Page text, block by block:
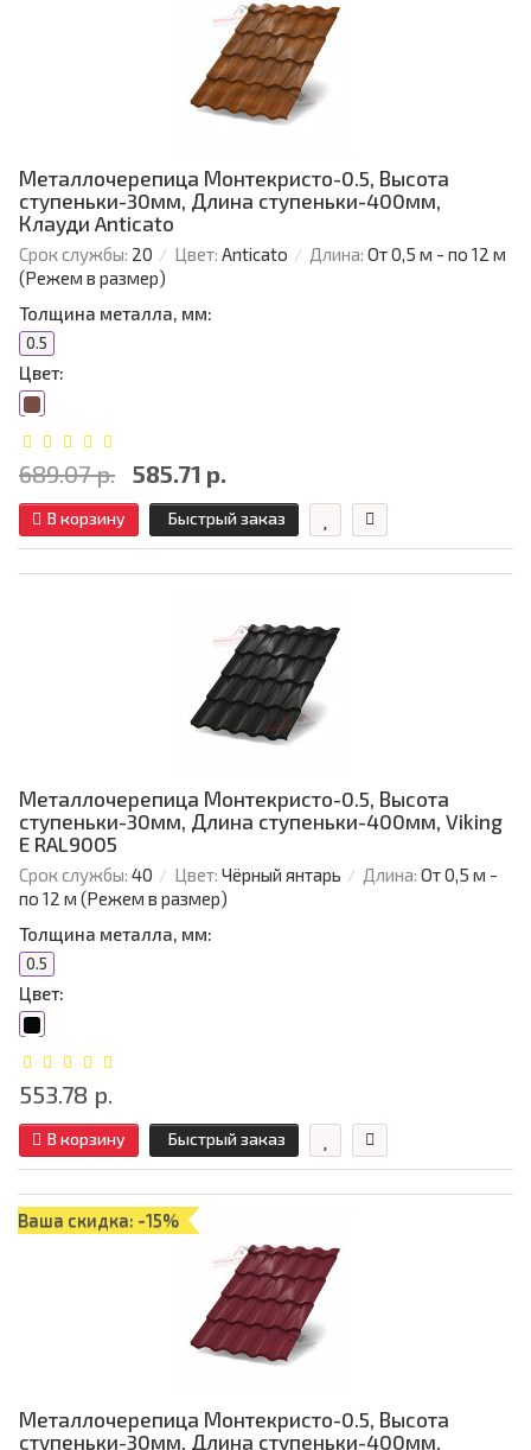
Металлочерепица Монтекристо-0.5, Высота
ступеньки-30мм, Длина ступеньки-400мм,
Клауди Anticato
Срок службы: 20 Цвет: Anticato Длина: От 0,5 м - по 12 м
(Режем в размер)
Толщина металла, мм:
0.5
Цвет:
689.07 р. 585.71 р.
В корзину Быстрый заказ
Металлочерепица Монтекристо-0.5, Высота
ступеньки-30мм, Длина ступеньки-400мм, Viking
E RAL9005
Срок службы: 40 Цвет: Чёрный янтарь Длина: От 0,5 м -
по 12 м (Режем в размер)
Толщина металла, мм:
0.5
Цвет:
553.78 р.
В корзину Быстрый заказ
Ваша скидка: -15%
Металлочерепица Монтекристо-0.5, Высота
ступеньки-30мм, Длина ступеньки-400мм,